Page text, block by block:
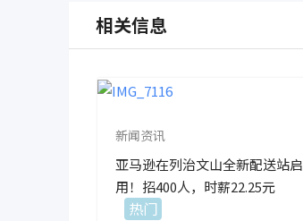
相关信息
新闻资讯
亚马逊在列治文山全新配送站启
用！招400人，时薪22.25元
热门